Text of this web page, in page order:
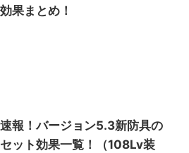
効果まとめ！
速報！バージョン5.3新防具の
セット効果一覧！（108Lv装